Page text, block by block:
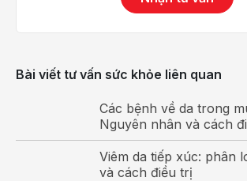
80% trẻ sinh ra có nguy cơ mắc
viêm mũi dị ứng,... thì thế hệ sau
các bệnh di ứng này.
Bài viết tư vấn sức khỏe liên quan
Các bệnh về da trong
Nguyên nhân và cách
Viêm da tiếp xúc: phân
và cách điều trị